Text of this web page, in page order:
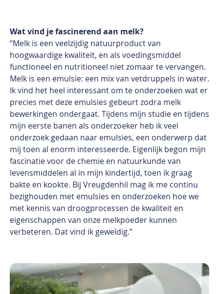
Wat vind je fascinerend aan melk?
“Melk is een veelzijdig natuurproduct van
hoogwaardige kwaliteit, en als voedingsmiddel
functioneel en nutritioneel niet zomaar te vervangen.
Melk is een emulsie: een mix van vetdruppels in water.
Ik vind het heel interessant om te onderzoeken wat er
precies met deze emulsies gebeurt zodra melk
bewerkingen ondergaat. Tijdens mijn studie en tijdens
mijn eerste banen als onderzoeker heb ik veel
onderzoek gedaan naar emulsies, een onderwerp dat
mij toen al enorm interesseerde. Eigenlijk begon mijn
fascinatie voor de chemie en natuurkunde van
levensmiddelen al in mijn kindertijd, toen ik graag
bakte en kookte. Bij Vreugdenhil mag ik me continu
bezighouden met emulsies en onderzoeken hoe we
met kennis van droogprocessen de kwaliteit en
eigenschappen van onze melkpoeder kunnen
verbeteren. Dat vind ik geweldig.”